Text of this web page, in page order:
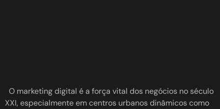
O marketing digital é a força vital dos negócios no século
XXI, especialmente em centros urbanos dinâmicos como